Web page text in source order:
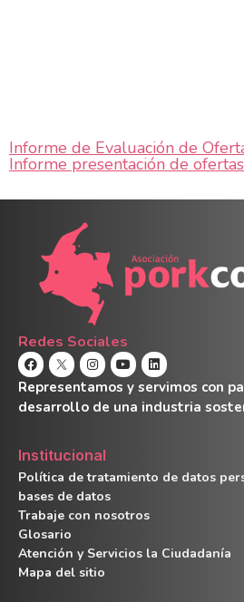
Informe de Evaluación de
Informe presentación de ofertas
Redes Sociales
Representamos y servimos con
desarrollo de una industria
Institucional
Política de tratamiento de datos
bases de datos
Trabaje con nosotros
Glosario
Atención y Servicios la Ciudadanía
Mapa del sitio